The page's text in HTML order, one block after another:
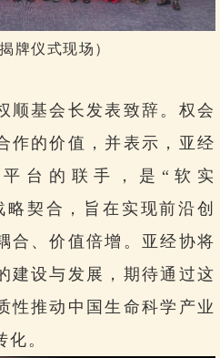
牌仪式现场）
顺基会长发表致辞。权会
作的价值，并表示，亚经
台的联手，是“软实
略契合，旨在实现前沿创
合、价值倍增。亚经协将
建设与发展，期待通过这
性推动中国生命科学产业
。